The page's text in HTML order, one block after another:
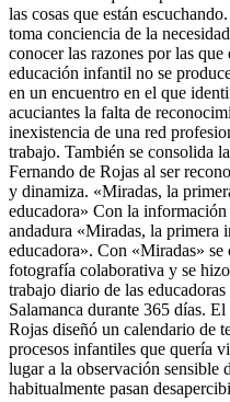
las cosas que están
toma conciencia de la
conocer las razones por las
educación infantil no se
en un encuentro en el que
acuciantes la falta de
inexistencia de una red
trabajo. También se consolida
Fernando de Rojas al ser
y dinamiza. «Miradas, la
educadora» Con la
andadura «Miradas, la primera
educadora». Con «Miradas» se
fotografía colaborativa y se
trabajo diario de las
Salamanca durante 365 días.
Rojas diseñó un calendario de
procesos infantiles que quería
lugar a la observación sensible
habitualmente pasan